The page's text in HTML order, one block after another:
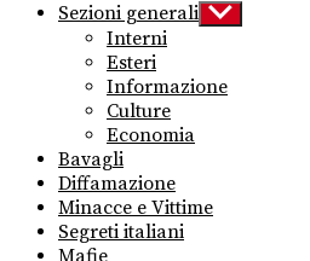
Sezioni generali Show
sub
Interni
Esteri
Informazione
Culture
Economia
Bavagli
Diffamazione
Minacce e Vittime
Segreti italiani